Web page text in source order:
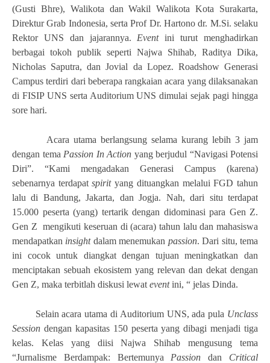
(Gusti Bhre), Walikota dan Wakil Walikota Kota Surakarta,
Direktur Grab Indonesia, serta Prof Dr. Hartono dr. M.Si. selaku
Rektor UNS dan jajarannya. Eventini turut menghadirkan
berbagai tokoh publik seperti Najwa Shihab, Raditya Dika,
Nicholas Saputra, dan Jovial da Lopez. Roadshow Generasi
Campus terdiri dari beberapa rangkaian acara yang dilaksanakan
di FISIP UNS serta Auditorium UNS dimulai sejak pagi hingga
sore hari.
Acara utama berlangsung selama kurang lebih 3 jam
dengan tema Passion In Action yang berjudul “Navigasi Potensi
Diri”. “Kami mengadakan Generasi Campus (karena)
sebenarnya terdapatspirityang dituangkan melalui FGD tahun
lalu di Bandung, Jakarta, dan Jogja. Nah, dari situ terdapat
15.000 peserta (yang) tertarik dengan didominasi para Gen Z.
Gen Z mengikuti keseruan di (acara) tahun lalu dan mahasiswa
mendapatkan insight dalam menemukan passion. Dari situ, tema
ini cocok untuk diangkat dengan tujuan meningkatkan dan
menciptakan sebuah ekosistem yang relevan dan dekat dengan
Gen Z, maka terbitlah diskusi lewat eventini, “ jelas Dinda.
Selain acara utama di Auditorium UNS, ada pula Unclass
Session dengan kapasitas 150 peserta yang dibagi menjadi tiga
kelas. Kelas yang diisi Najwa Shihab mengusung tema
“Jurnalisme Berdampak: Bertemunya Passion dan Critical